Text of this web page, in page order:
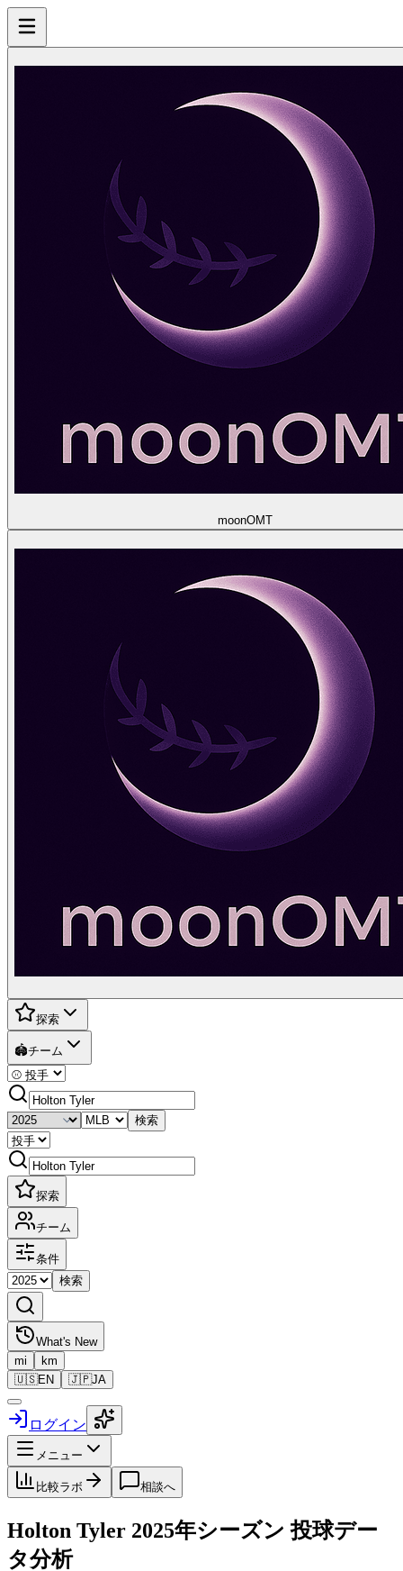
moonOMT
探索
🏟️チーム
検索
探索
チーム
条件
検索
What's New
mi
km
🇺🇸EN 🇯🇵JA
ログイン
メニュー
比較ラボ 相談へ
Holton Tyler 2025年シーズン 投球デー
タ分析